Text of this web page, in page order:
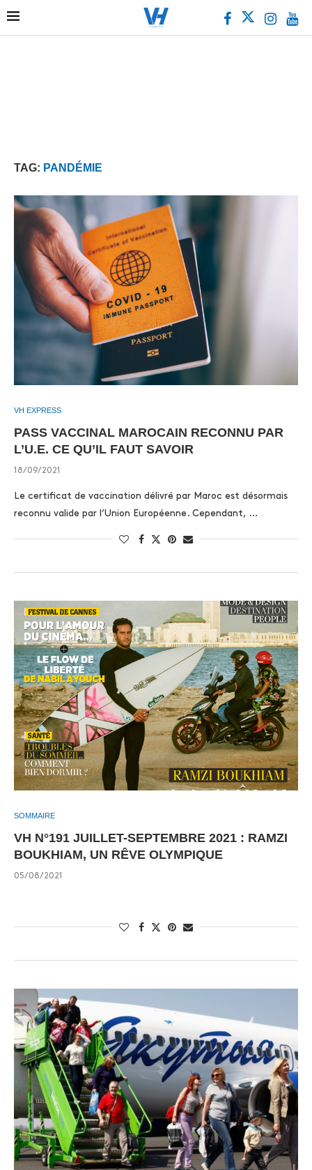
TAG: PANDÉMIE
VH EXPRESS
PASS VACCINAL MAROCAIN RECONNU PAR
L’U.E. CE QU’IL FAUT SAVOIR
18/09/2021
Le certificat de vaccination délivré par Maroc est désormais
reconnu valide par l’Union Européenne. Cependant, …
SOMMAIRE
VH N°191 JUILLET-SEPTEMBRE 2021 : RAMZI
BOUKHIAM, UN RÊVE OLYMPIQUE
05/08/2021